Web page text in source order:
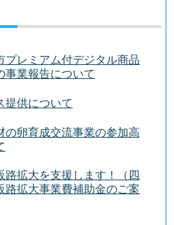
プレミアム付デジタル商品
事業報告について
提供について
の卵育成交流事業の参加高
路拡大を支援します！（四
路拡大事業費補助金のご案